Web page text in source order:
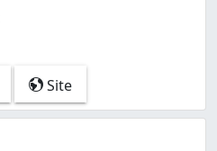
Site